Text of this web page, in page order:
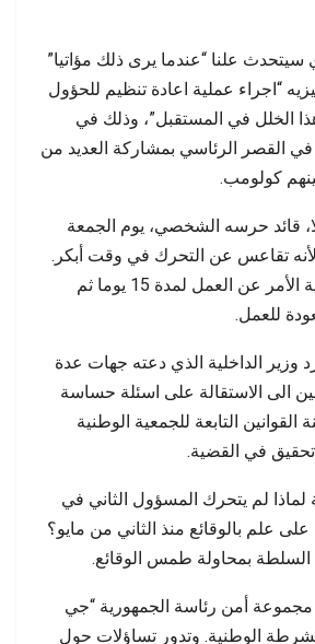
علنا “عندما يرى ذلك مؤاتيا”
“اجراء عملية اعادة تنظيم للحؤول
الخلل في المستقبل”، وذلك في
القصر الرئاسي بمشاركة العديد من
كولومب.
قائد حرسه الشخصي، يوم الجمعة
لأنه تقاعس عن التحرك في وقت أبكر.
وأوقف بينالا في بداية الأمر عن العمل لمدة 15 يوما ثم
للعمل.
وزير الداخلية الذي دعته جهات عدة
الى الاستقالة على اسئلة حساسة
القوانين التابعة للجمعية الوطنية
في القضية.
لماذا لم يتحرك المسؤول الثاني في
علم بالوقائع منذ الثاني من مايو؟
السلطة بمحاولة طمس الوقائع.
مجموعة أمن رئاسة الجمهورية “جي
الوطنية. وتدور تساؤلات حول